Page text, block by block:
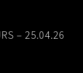
– 25.04.26